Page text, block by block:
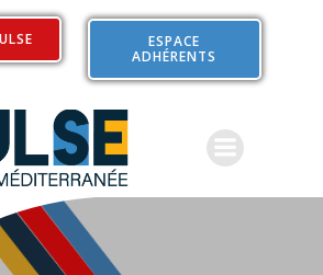
Aller
contenu
ESPACE
ADHÉRENTS